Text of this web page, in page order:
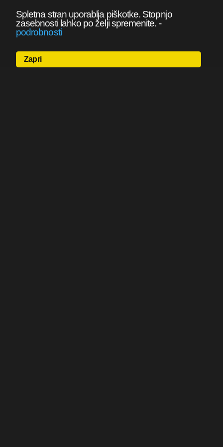
Spletna stran uporablja piškotke. Stopnjo
zasebnosti lahko po želji spremenite. -
podrobnosti
Zapri